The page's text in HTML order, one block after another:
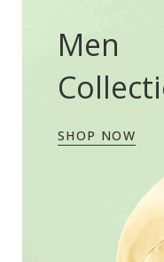
Men
SHOP NOW